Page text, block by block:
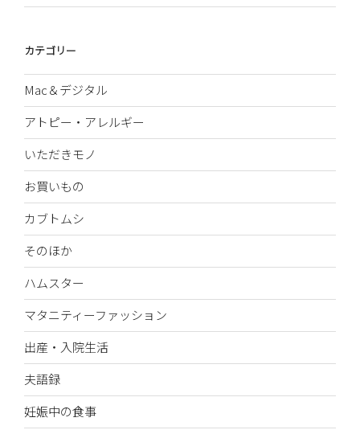
カテゴリー
Mac＆デジタル
アトピー・アレルギー
いただきモノ
お買いもの
カブトムシ
そのほか
ハムスター
マタニティーファッション
出産・入院生活
夫語録
妊娠中の食事